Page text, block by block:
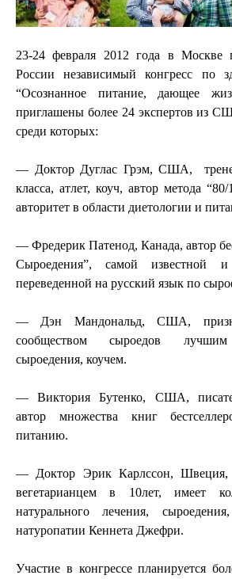
23-24 февраля 2012 года в Москве
России независимый конгресс по
“Осознанное питание, дающее
приглашены более 24 экспертов из
среди которых:
— Доктор Дуглас Грэм, США,
класса, атлет, коуч, автор метода
авторитет в области диетологии и
— Фредерик Патенод, Канада, автор
Сыроедения”, самой известной
переведенной на русский язык по
— Дэн Мандональд, США,
сообществом сыроедов лучшим
сыроедения, коучем.
— Виктория Бутенко, США,
автор множества книг
питанию.
— Доктор Эрик Карлссон, Швеция,
вегетарианцем в 10лет, имеет
натурального лечения,
натуропатии Кеннета Джефри.
Участие в конгрессе планируется